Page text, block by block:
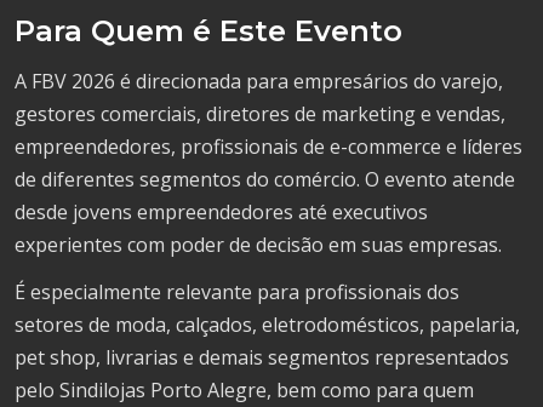
Para Quem é Este Evento
A FBV 2026 é direcionada para empresários do varejo,
gestores comerciais, diretores de marketing e vendas,
empreendedores, profissionais de e-commerce e líderes
de diferentes segmentos do comércio. O evento atende
desde jovens empreendedores até executivos
experientes com poder de decisão em suas empresas.
É especialmente relevante para profissionais dos
setores de moda, calçados, eletrodomésticos, papelaria,
pet shop, livrarias e demais segmentos representados
pelo Sindilojas Porto Alegre, bem como para quem